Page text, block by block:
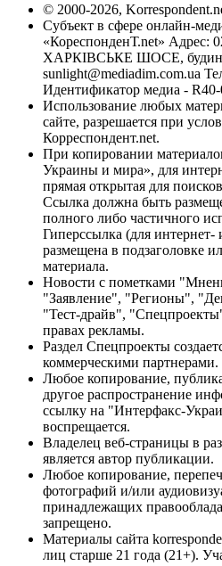
© 2000-2026,
Субъект в сфере онлайн-
«КореспонденТ.net» Адрес:
ХАРКІВСЬКЕ ШОСЕ,
sunlight@mediadim.com.ua
Идентификатор медиа -
Использование любых
сайте, разрешается при
Корреспондент.net.
При копировании
Украины и мира», для
прямая открытая для
Ссылка должна быть
полного либо частичного
Гиперссылка (для
размещена в подзаголовке
материала.
Новости с пометками
"Заявление", "Регионы",
"Тест-драйв",
правах рекламы.
Раздел Спецпроекты
коммерческими партнерами.
Любое копирование,
другое распространение
ссылку на "Интерфакс-
воспрещается.
Владелец веб-страницы в
является автор публикации.
Любое копирование,
фотографий и/или
принадлежащих
запрещено.
Материалы сайта
лиц старше 21 года (21+).